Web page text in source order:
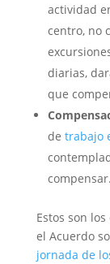
actividad
centro, no
diarias,
que
de trabajo
Estos son
el Acuerdo
jornada de